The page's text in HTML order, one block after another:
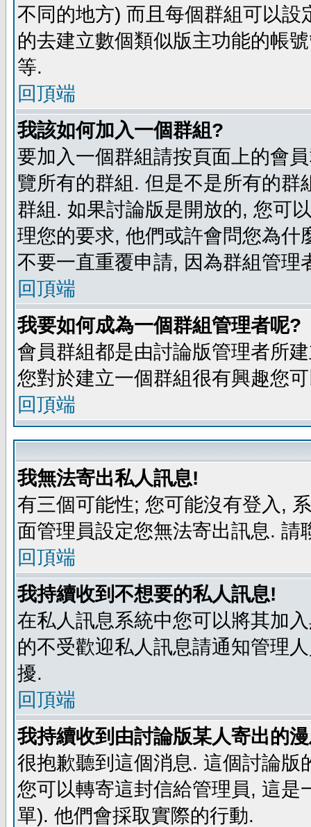
不同的地方) 而且每個群組可以
的去建立數個類似版主功能的帳
等.
回頂端
我該如何加入一個群組?
要加入一個群組請按頁面上的會
覽所有的群組. 但是不是所有的
群組. 如果討論版是開放的, 您可
理您的要求, 他們或許會問您為
不要一直重覆申請, 因為群組管理
回頂端
我要如何成為一個群組管理者呢?
會員群組都是由討論版管理者所
您對於建立一個群組很有興趣您
回頂端
我無法寄出私人訊息!
有三個可能性; 您可能沒有登入,
面管理員設定您無法寄出訊息. 請
回頂端
我持續收到不想要的私人訊息!
在私人訊息系統中您可以將其加
的不受歡迎私人訊息請通知管理
擾.
回頂端
我持續收到由討論版某人寄出的
很抱歉聽到這個消息. 這個討論
您可以轉寄這封信給管理員, 這
單). 他們會採取實際的行動.